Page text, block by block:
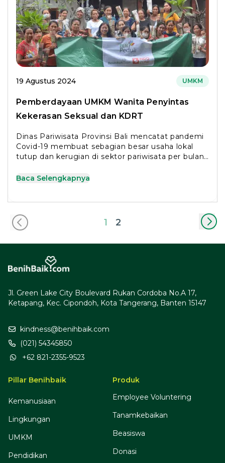
19 Agustus 2024 UMKM
Pemberdayaan UMKM Wanita Penyintas
Kekerasan Seksual dan KDRT
Dinas Pariwisata Provinsi Bali mencatat pandemi
Covid-19 membuat sebagian besar usaha lokal
tutup dan kerugian di sektor pariwisata per bulan
Baca Selengkapnya
1 2
Jl. Green Lake City Boulevard Rukan Cordoba No.A 17,
Ketapang, Kec. Cipondoh, Kota Tangerang, Banten 15147
kindness@benihbaik.com
(021) 54345850
+62 821-2355-9523
Pillar Benihbaik
Kemanusiaan
Lingkungan
UMKM
Pendidikan
Produk
Employee Voluntering
Tanamkebaikan
Beasiswa
Donasi